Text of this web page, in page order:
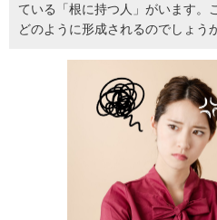
ている「根に持つ人」がいます。
どのように形成されるのでしょう